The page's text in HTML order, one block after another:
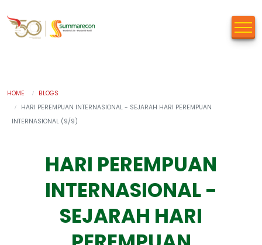
HOME
BLOGS
HARI PEREMPUAN INTERNASIONAL - SEJARAH HARI PEREMPUAN
INTERNASIONAL (9/9)
HARI PEREMPUAN
INTERNASIONAL -
SEJARAH HARI